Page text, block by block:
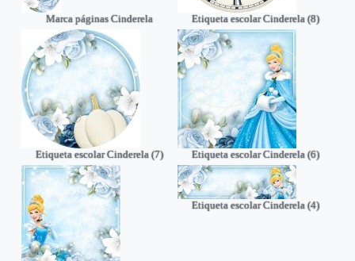
Marca páginas Cinderela Etiqueta escolar Cinderela (8)
Etiqueta escolar Cinderela (7) Etiqueta escolar Cinderela (6)
Etiqueta escolar Cinderela (4)